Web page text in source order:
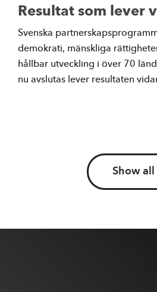
Resultat som lever
Svenska
demokrati, mänskliga
hållbar utveckling i över 70
nu avslutas lever resultaten
Show all